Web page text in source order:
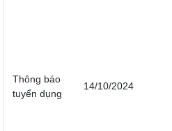
Thông báo
tuyển dụng
14/10/2024